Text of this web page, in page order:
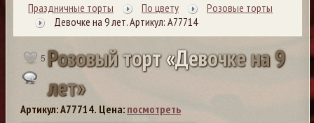
Праздничные торты По цвету
Розовые торты
Девочке на 9 лет. Артикул: А77714
5 Розовыйторт«Девочкена9
лет»
Артикул: A77714. Цена: посмотреть